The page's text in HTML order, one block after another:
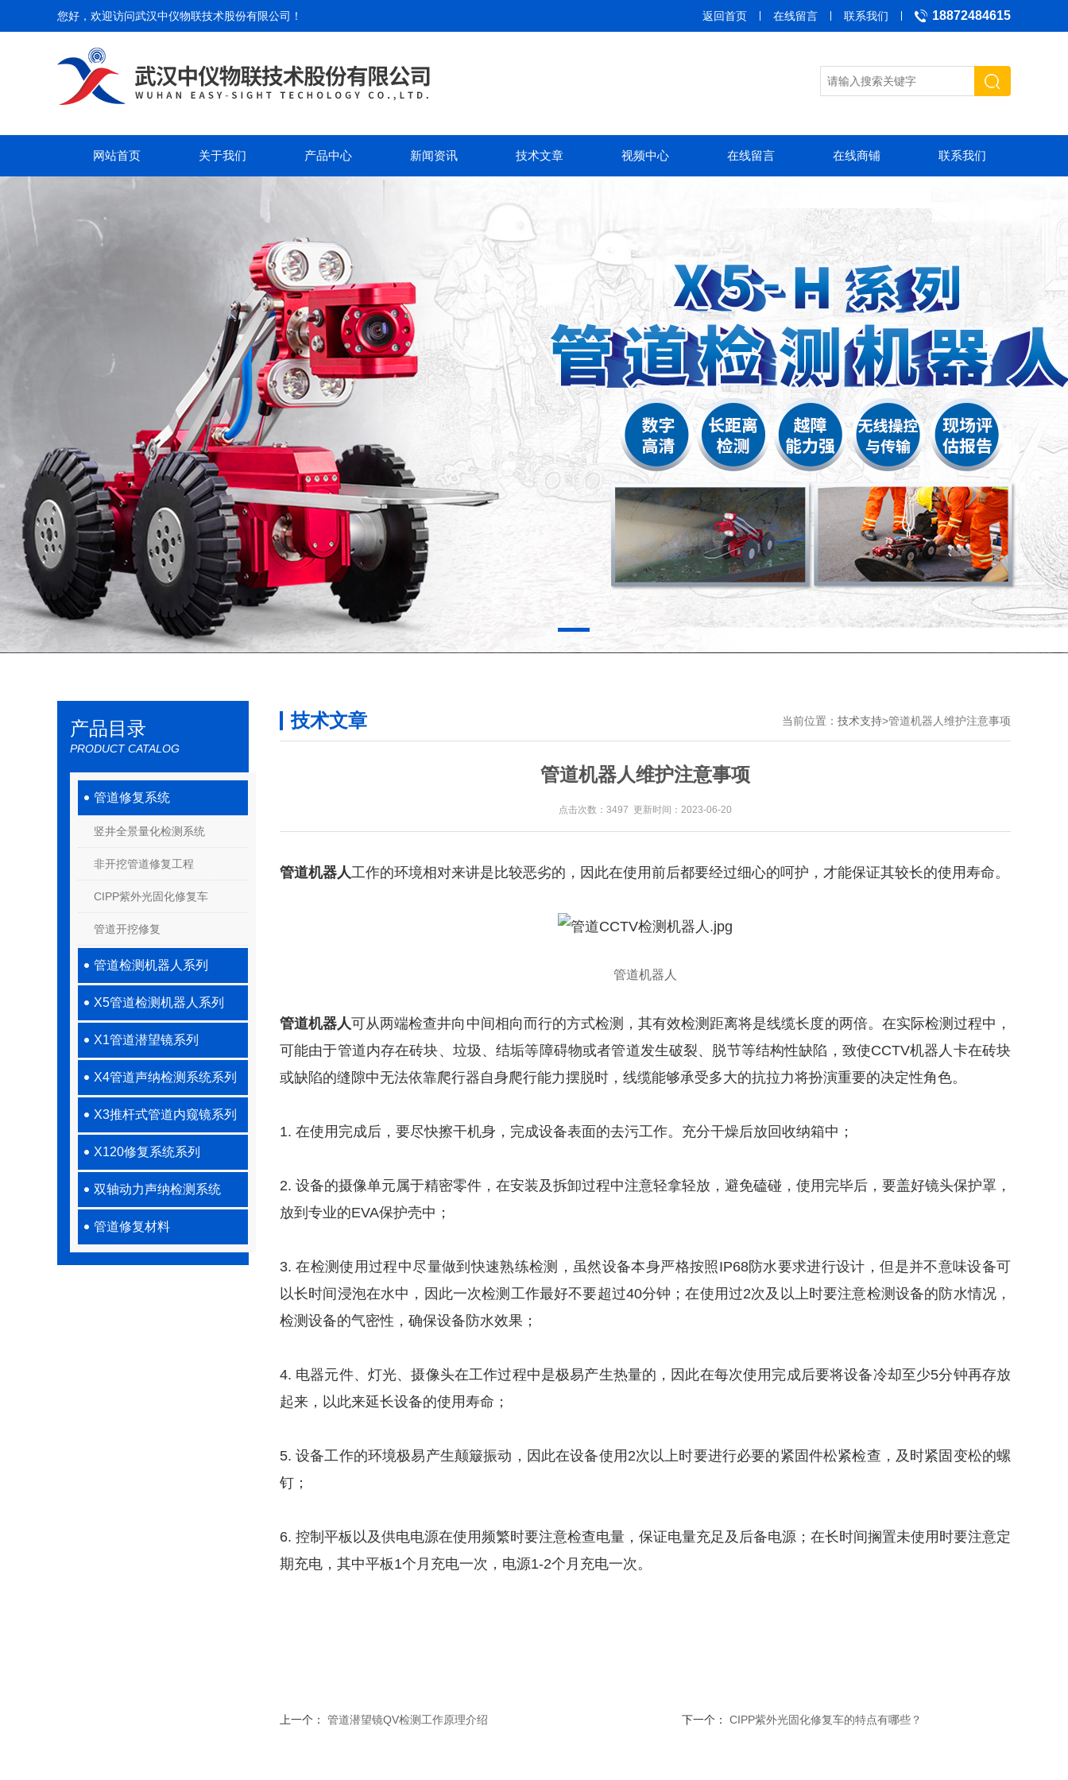
您好，欢迎访问武汉中仪物联技术股份有限公司 ！ 18872484615
返回首页 在线留言 联系我们
网站首页 关于我们 产品中心 新闻资讯 技术文章 视频中心 在线留言 在线商铺 联系我们
产品目录
PRODUCT CATALOG
管道修复系统
竖井全景量化检测系统
非开挖管道修复工程
CIPP紫外光固化修复车
管道开挖修复
管道检测机器人系列
X5管道检测机器人系列
X1管道潜望镜系列
X4管道声纳检测系统系列
X3推杆式管道内窥镜系列
X120修复系统系列
双轴动力声纳检测系统
管道修复材料
技术文章 当前位置： 技术支持>管道机器人维护注意事项
管道机器人维护注意事项
点击次数：3497 更新时间：2023-06-20
管道机器人工作的环境相对来讲是比较恶劣的，因此在使用前后都要经过细心的呵护，才能保证其较长的使用寿命。
管道机器人
管道机器人可从两端检查井向中间相向而行的方式检测，其有效检测距离将是线缆长度的两倍。在实际检测过程中，
可能由于管道内存在砖块、垃圾、结垢等障碍物或者管道发生破裂、脱节等结构性缺陷，致使CCTV机器人卡在砖块
或缺陷的缝隙中无法依靠爬行器自身爬行能力摆脱时，线缆能够承受多大的抗拉力将扮演重要的决定性角色。
1. 在使用完成后，要尽快擦干机身，完成设备表面的去污工作。充分干燥后放回收纳箱中；
2. 设备的摄像单元属于精密零件，在安装及拆卸过程中注意轻拿轻放，避免磕碰，使用完毕后，要盖好镜头保护罩，
放到专业的EVA保护壳中；
3. 在检测使用过程中尽量做到快速熟练检测，虽然设备本身严格按照IP68防水要求进行设计，但是并不意味设备可
以长时间浸泡在水中，因此一次检测工作最好不要超过40分钟；在使用过2次及以上时要注意检测设备的防水情况，
检测设备的气密性，确保设备防水效果；
4. 电器元件、灯光、摄像头在工作过程中是极易产生热量的，因此在每次使用完成后要将设备冷却至少5分钟再存放
起来，以此来延长设备的使用寿命；
5. 设备工作的环境极易产生颠簸振动，因此在设备使用2次以上时要进行必要的紧固件松紧检查，及时紧固变松的螺
钉；
6. 控制平板以及供电电源在使用频繁时要注意检查电量，保证电量充足及后备电源；在长时间搁置未使用时要注意定
期充电，其中平板1个月充电一次，电源1-2个月充电一次。
上一个： 管道潜望镜QV检测工作原理介绍 下一个： CIPP紫外光固化修复车的特点有哪些？